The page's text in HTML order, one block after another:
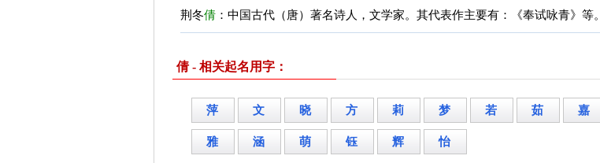
荆冬倩 ：中国古代（唐）著名诗人，文学家。其代表作主要有：《奉试咏青》等。
倩 - 相关起名用字：
萍 文 晓 方 莉 梦 若 茹 嘉
雅 涵 萌 钰 辉 怡